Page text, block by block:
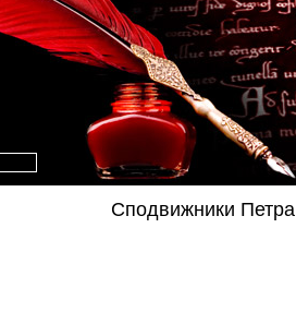
Сподвижники Петра